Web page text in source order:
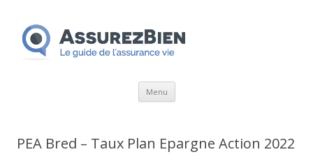
Menu Aller
PEA Bred – Taux Plan Epargne Action 2022